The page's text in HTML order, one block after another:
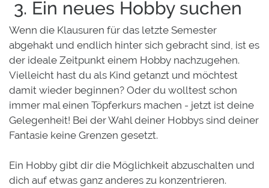
3. Ein neues Hobby suchen
Wenn die Klausuren für das letzte Semester
abgehakt und endlich hinter sich gebracht sind, ist es
der ideale Zeitpunkt einem Hobby nachzugehen.
Vielleicht hast du als Kind getanzt und möchtest
damit wieder beginnen? Oder du wolltest schon
immer mal einen Töpferkurs machen - jetzt ist deine
Gelegenheit! Bei der Wahl deiner Hobbys sind deiner
Fantasie keine Grenzen gesetzt.
Ein Hobby gibt dir die Möglichkeit abzuschalten und
dich auf etwas ganz anderes zu konzentrieren.